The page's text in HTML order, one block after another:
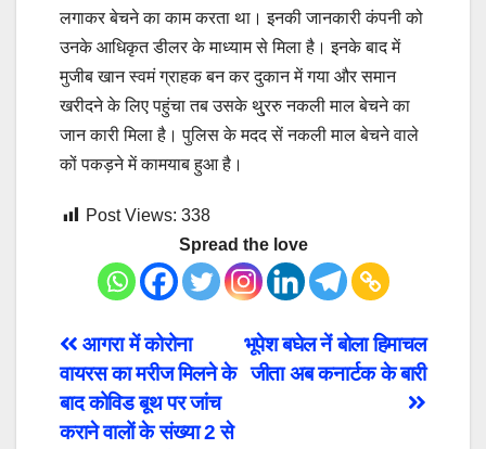
लगाकर बेचने का काम करता था। इनकी जानकारी कंपनी को
उनके आधिकृत डीलर के माध्याम से मिला है। इनके बाद में
मुजीब खान स्वमं ग्राहक बन कर दुकान में गया और समान
खरीदने के लिए पहुंचा तब उसके थु्ररु नकली माल बेचने का
जान कारी मिला है। पुलिस के मदद सें नकली माल बेचने वाले
कों पकड़ने में कामयाब हुआ है।
Post Views: 338
Spread the love
Post
navigation
भूपेश बघेल नें बोला हिमाचल
जीता अब कनार्टक के बारी
आगरा में कोरोना
वायरस का मरीज मिलने के
बाद कोविड बूथ पर जांच
कराने वालों के संख्या 2 से